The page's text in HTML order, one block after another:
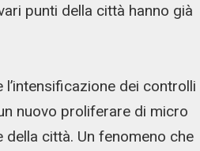
punti della città hanno già
dei controlli
nuovo proliferare di micro
città. Un fenomeno che